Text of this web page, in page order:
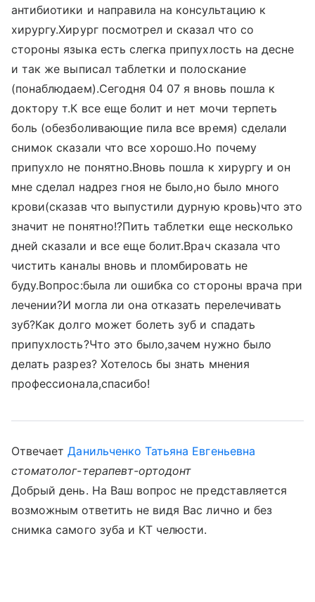
антибиотики и направила на консультацию к
хирургу.Хирург посмотрел и сказал что со
стороны языка есть слегка припухлость на десне
и так же выписал таблетки и полоскание
(понаблюдаем).Сегодня 04 07 я вновь пошла к
доктору т.К все еще болит и нет мочи терпеть
боль (обезболивающие пила все время) сделали
снимок сказали что все хорошо.Но почему
припухло не понятно.Вновь пошла к хирургу и он
мне сделал надрез гноя не было,но было много
крови(сказав что выпустили дурную кровь)что это
значит не понятно!?Пить таблетки еще несколько
дней сказали и все еще болит.Врач сказала что
чистить каналы вновь и пломбировать не
буду.Вопрос:была ли ошибка со стороны врача при
лечении?И могла ли она отказать перелечивать
зуб?Как долго может болеть зуб и спадать
припухлость?Что это было,зачем нужно было
делать разрез? Хотелось бы знать мнения
профессионала,спасибо!
ОтвечаетДанильченко Татьяна Евгеньевна
стоматолог-терапевт-ортодонт
Добрый день. На Ваш вопрос не представляется
возможным ответить не видя Вас лично и без
снимка самого зуба и КТ челюсти.